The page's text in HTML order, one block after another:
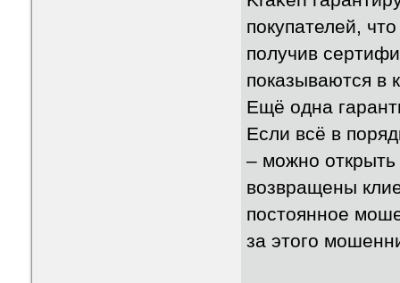
покупателей,
получив
показываются в
Ещё одна
Если всё в
– можно открыть
возвращены
постоянное
за этого